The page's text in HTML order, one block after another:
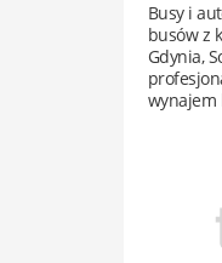
Busy i
busów z
Gdynia,
wynajem